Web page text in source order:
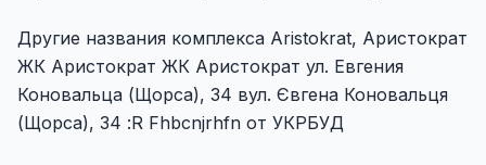
Другие названия комплекса Aristokrat, Аристократ
ЖК Аристократ ЖК Аристократ ул. Евгения
Коновальца (Щорса), 34 вул. Євгена Коновальця
(Щорса), 34 :R Fhbcnjrhfn от УКРБУД